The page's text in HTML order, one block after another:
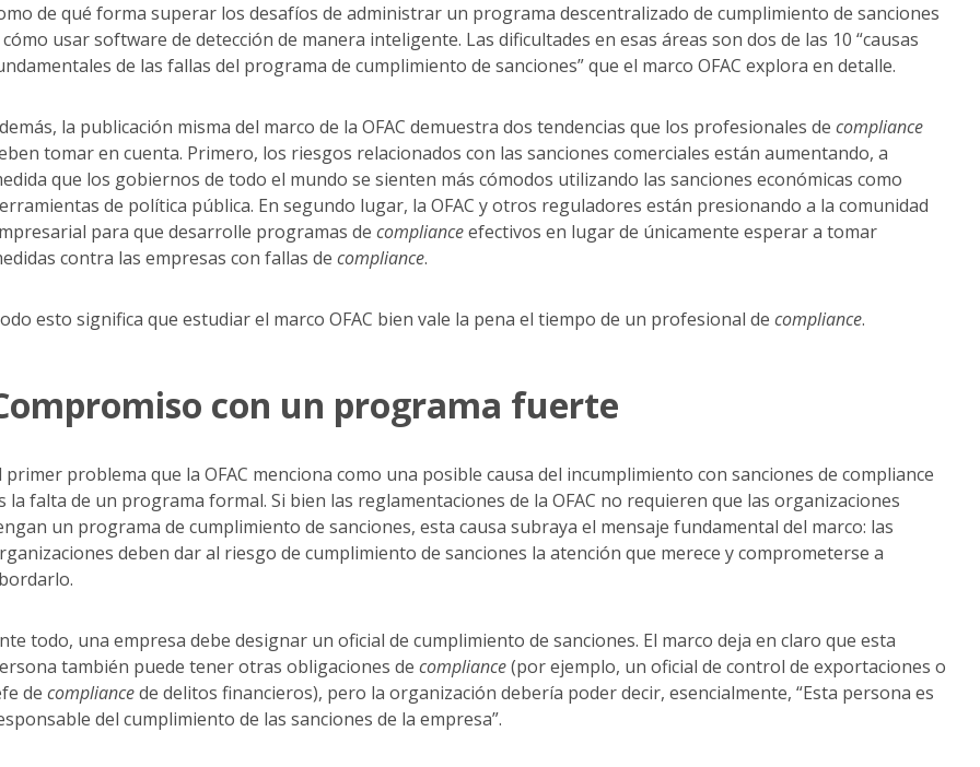
de qué forma superar los desafíos de administrar un programa descentralizado de cumplimiento de sanciones
usar software de detección de manera inteligente. Las dificultades en esas áreas son dos de las 10 “causas
de las fallas del programa de cumplimiento de sanciones” que el marco OFAC explora en detalle.
la publicación misma del marco de la OFAC demuestra dos tendencias que los profesionales de compliance
tomar en cuenta. Primero, los riesgos relacionados con las sanciones comerciales están aumentando, a
que los gobiernos de todo el mundo se sienten más cómodos utilizando las sanciones económicas como
de política pública. En segundo lugar, la OFAC y otros reguladores están presionando a la comunidad
para que desarrolle programas de complianceefectivos en lugar de únicamente esperar a tomar
contra las empresas con fallas de compliance.
esto significa que estudiar el marco OFAC bien vale la pena el tiempo de un profesional de compliance.
con un programa fuerte
primer problema que la OFAC menciona como una posible causa del incumplimiento con sanciones de compliance
la falta de un programa formal. Si bien las reglamentaciones de la OFAC no requieren que las organizaciones
un programa de cumplimiento de sanciones, esta causa subraya el mensaje fundamental del marco: las
deben dar al riesgo de cumplimiento de sanciones la atención que merece y comprometerse a
todo, una empresa debe designar un oficial de cumplimiento de sanciones. El marco deja en claro que esta
también puede tener otras obligaciones de compliance(por ejemplo, un oficial de control de exportaciones o
de compliancede delitos financieros), pero la organización debería poder decir, esencialmente, “Esta persona es
del cumplimiento de las sanciones de la empresa”.